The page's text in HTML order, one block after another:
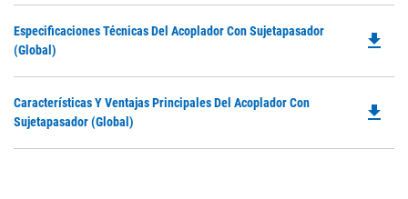
Especificaciones Técnicas Del Acoplador Con Sujetapasador
(global)
file_download
Características Y Ventajas Principales Del Acoplador Con
Sujetapasador (global)
file_download